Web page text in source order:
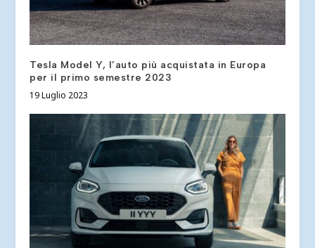
Tesla Model Y, l’auto più acquistata in Europa
per il primo semestre 2023
19 Luglio 2023